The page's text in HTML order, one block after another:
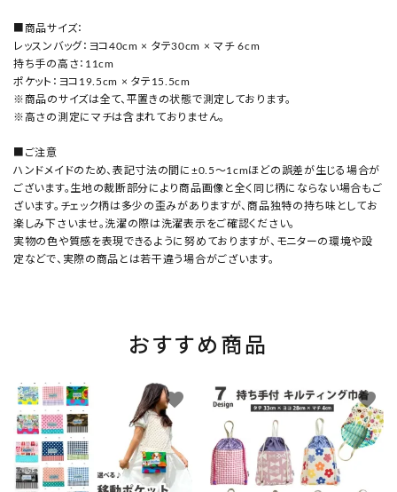
■商品サイズ：
レッスンバッグ：ヨコ40cm × タテ30cm × マチ 6cm
持ち手の高さ：11cm
ポケット：ヨコ19.5cm × タテ15.5cm
※商品のサイズは全て、平置きの状態で測定しております。
※高さの測定にマチは含まれておりません。
■ご注意
ハンドメイドのため、表記寸法の間に±0.5～1cmほどの誤差が生じる場合が
ございます。生地の裁断部分により商品画像と全く同じ柄にならない場合もご
ざいます。チェック柄は多少の歪みがありますが、商品独特の持ち味としてお
楽しみ下さいませ。洗濯の際は洗濯表示をご確認ください。
実物の色や質感を表現できるように努めておりますが、モニターの環境や設
定などで、実際の商品とは若干違う場合がございます。
おすすめ商品
favorite favorite